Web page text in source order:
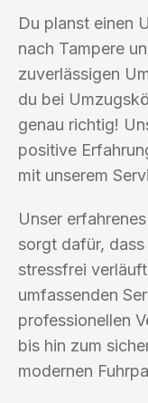
Du planst einen
nach Tampere
zuverlässigen
du bei
genau richtig!
positive
mit unserem
Unser
sorgt dafür,
stressfrei
umfassenden
professionellen
bis hin zum
modernen